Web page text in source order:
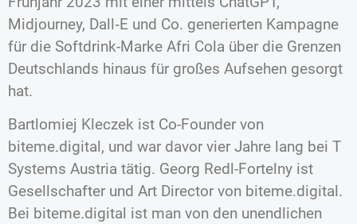
Midjourney, Dall‑E und Co. generierten Kampagne
für die Softdrink-Marke Afri Cola über die Grenzen
Deutschlands hinaus für großes Aufsehen gesorgt
hat.
Bartlomiej Kleczek ist Co-Founder von
biteme.digital, und war davor vier Jahre lang bei T
Systems Austria tätig. Georg Redl-Fortelny ist
Gesellschafter und Art Director von biteme.digital.
Bei biteme.digital ist man von den unendlichen